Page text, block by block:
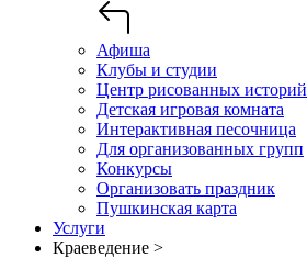
Афиша
Клубы и студии
Центр рисованных историй
Детская игровая комната
Интерактивная песочница
Для организованных групп
Конкурсы
Организовать праздник
Пушкинская карта
Услуги
Краеведение >